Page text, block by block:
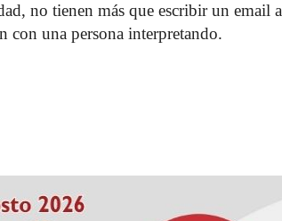
no tienen más que escribir un email a
con una persona interpretando.